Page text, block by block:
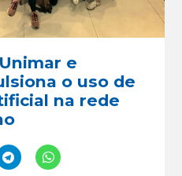
e
o uso de
na rede